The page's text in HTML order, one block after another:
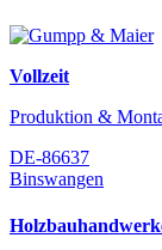
Vollzeit
Produktion &
DE-86637
Binswangen